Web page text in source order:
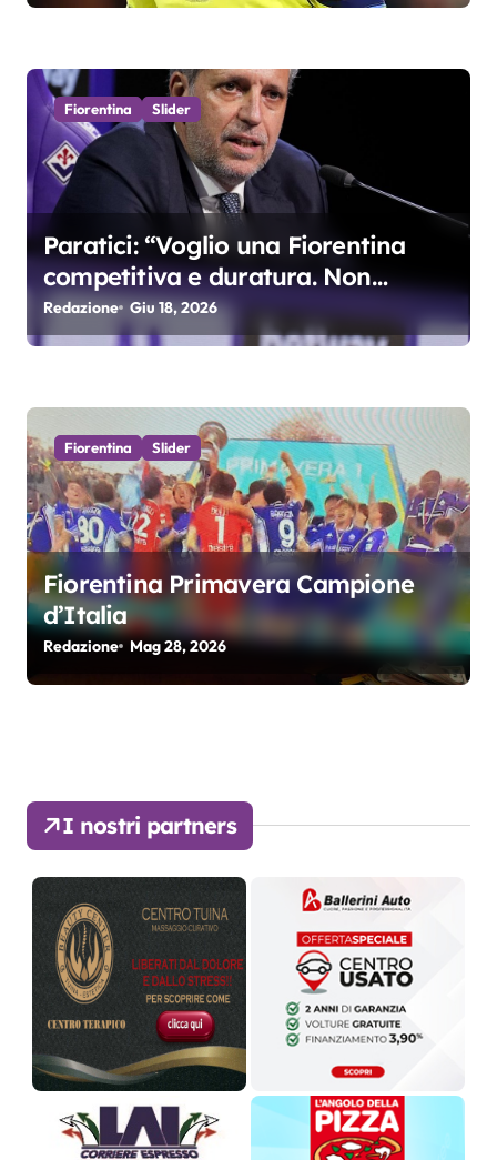
i
c
o
l
i
Fiorentina Slider
Paratici: “Voglio una Fiorentina
competitiva e duratura. Non
accetterei di arrivare ottavo per 4
anni di fila…”
Redazione Giu 18, 2026
Fiorentina Slider
Fiorentina Primavera Campione
d’Italia
Redazione Mag 28, 2026
I nostri partners